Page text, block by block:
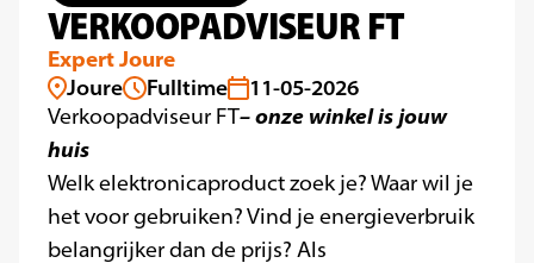
VERKOOPADVISEUR FT
Expert Joure
Joure
Fulltime 11-05-2026
Verkoopadviseur FT– onze winkel is jouw
huis
Welk elektronicaproduct zoek je? Waar wil je
het voor gebruiken? Vind je energieverbruik
belangrijker dan de prijs? Als